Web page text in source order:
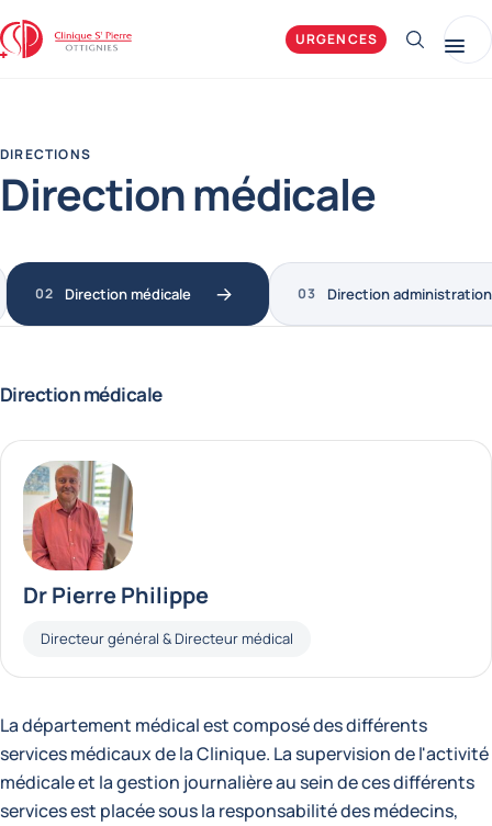
Clinique Saint-Pierre Ottignies URGENCES Afficher
DIRECTIONS
Direction médicale
Direction médicale Direction
Direction médicale
Dr Pierre Philippe
Directeur général & Directeur médical
La département médical est composé des différents
services médicaux de la Clinique. La supervision de l'activité
médicale et la gestion journalière au sein de ces différents
services est placée sous la responsabilité des médecins,